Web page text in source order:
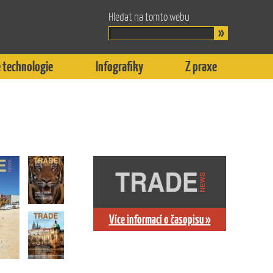
Hledat na tomto webu
technologie Infografiky Z praxe
Více informací o časopisu »